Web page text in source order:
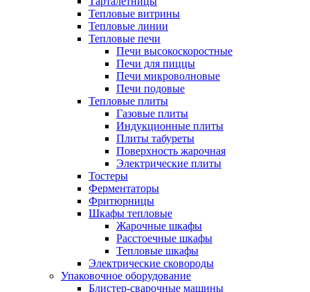
Тепловые витрины
Тепловые линии
Тепловые печи
Печи высокоскоростные
Печи для пиццы
Печи микроволновые
Печи подовые
Тепловые плиты
Газовые плиты
Индукционные плиты
Плиты табуреты
Поверхность жарочная
Электрические плиты
Тостеры
Ферментаторы
Фритюрницы
Шкафы тепловые
Жарочные шкафы
Расстоечные шкафы
Тепловые шкафы
Электрические сковороды
Упаковочное оборудование
Блистер-сварочные машины